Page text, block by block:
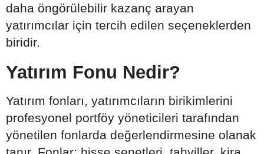
daha öngörülebilir kazanç arayan
yatırımcılar için tercih edilen seçeneklerden
biridir.
Yatırım Fonu Nedir?
Yatırım fonları, yatırımcıların birikimlerini
profesyonel portföy yöneticileri tarafından
yönetilen fonlarda değerlendirmesine olanak